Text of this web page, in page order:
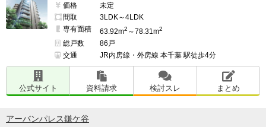
価格
未定
間取
3LDK～4LDK
専有面積
63.92m2 ～78.31m2
総戸数
86戸
交通
JR内房線・外房線 本千葉 駅徒歩4分
公式サイト 資料請求 検討スレ まとめ
アーバンパレス鎌ケ谷